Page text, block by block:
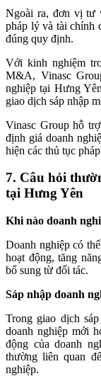
Ngoài ra, đơn vị tư
pháp lý và tài chính
đúng quy định.
Với kinh nghiệm
M&A, Vinasc
nghiệp tại Hưng
giao dịch sáp nhập
Vinasc Group hỗ
định giá doanh
hiện các thủ tục
7. Câu hỏi
tại Hưng Yên
Khi nào doanh
Doanh nghiệp có
hoạt động, tăng
bổ sung từ đối tác.
Sáp nhập doanh
Trong giao dịch
doanh nghiệp mới
động của doanh
thường liên quan
nghiệp.